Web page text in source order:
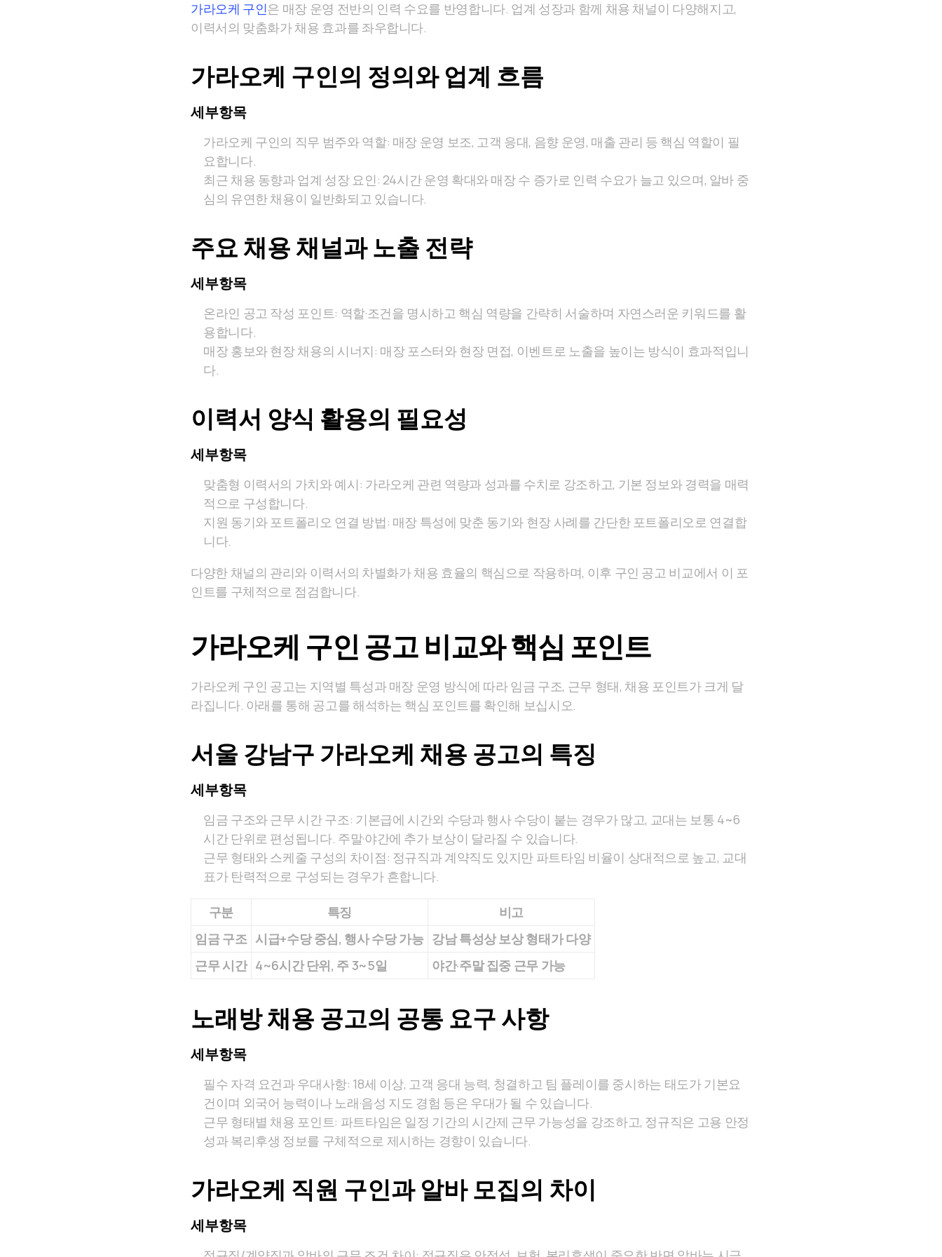
가라오케 구인은 매장 운영 전반의 인력 수요를 반영합니다. 업계 성장과 함께 채용 채널이 다양해지고,
이력서의 맞춤화가 채용 효과를 좌우합니다.
가라오케 구인의 정의와 업계 흐름
세부항목
가라오케 구인의 직무 범주와 역할: 매장 운영 보조, 고객 응대, 음향 운영, 매출 관리 등 핵심 역할이 필
요합니다.
최근 채용 동향과 업계 성장 요인: 24시간 운영 확대와 매장 수 증가로 인력 수요가 늘고 있으며, 알바 중
심의 유연한 채용이 일반화되고 있습니다.
주요 채용 채널과 노출 전략
세부항목
온라인 공고 작성 포인트: 역할·조건을 명시하고 핵심 역량을 간략히 서술하며 자연스러운 키워드를 활
용합니다.
매장 홍보와 현장 채용의 시너지: 매장 포스터와 현장 면접, 이벤트로 노출을 높이는 방식이 효과적입니
다.
이력서 양식 활용의 필요성
세부항목
맞춤형 이력서의 가치와 예시: 가라오케 관련 역량과 성과를 수치로 강조하고, 기본 정보와 경력을 매력
적으로 구성합니다.
지원 동기와 포트폴리오 연결 방법: 매장 특성에 맞춘 동기와 현장 사례를 간단한 포트폴리오로 연결합
니다.
다양한 채널의 관리와 이력서의 차별화가 채용 효율의 핵심으로 작용하며, 이후 구인 공고 비교에서 이 포
인트를 구체적으로 점검합니다.
가라오케 구인 공고 비교와 핵심 포인트
가라오케 구인 공고는 지역별 특성과 매장 운영 방식에 따라 임금 구조, 근무 형태, 채용 포인트가 크게 달
라집니다. 아래를 통해 공고를 해석하는 핵심 포인트를 확인해 보십시오.
서울 강남구 가라오케 채용 공고의 특징
세부항목
임금 구조와 근무 시간 구조: 기본급에 시간외 수당과 행사 수당이 붙는 경우가 많고, 교대는 보통 4~6
시간 단위로 편성됩니다. 주말·야간에 추가 보상이 달라질 수 있습니다.
근무 형태와 스케줄 구성의 차이점: 정규직과 계약직도 있지만 파트타임 비율이 상대적으로 높고, 교대
표가 탄력적으로 구성되는 경우가 흔합니다.
구분 특징
비고
임금 구조 시급+수당 중심, 행사 수당 가능 강남 특성상 보상 형태가 다양
근무 시간 4~6시간 단위, 주 3~5일 야간·주말 집중 근무 가능
노래방 채용 공고의 공통 요구 사항
세부항목
필수 자격 요건과 우대사항: 18세 이상, 고객 응대 능력, 청결하고 팀 플레이를 중시하는 태도가 기본요
건이며 외국어 능력이나 노래·음성 지도 경험 등은 우대가 될 수 있습니다.
근무 형태별 채용 포인트: 파트타임은 일정 기간의 시간제 근무 가능성을 강조하고, 정규직은 고용 안정
성과 복리후생 정보를 구체적으로 제시하는 경향이 있습니다.
가라오케 직원 구인과 알바 모집의 차이
세부항목